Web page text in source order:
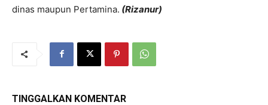
dinas maupun Pertamina. (Rizanur)
TINGGALKAN KOMENTAR